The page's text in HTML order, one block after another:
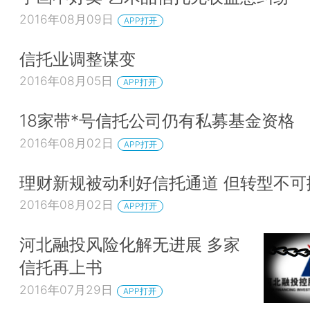
2016年08月09日 APP打开
信托业调整谋变
2016年08月05日 APP打开
18家带*号信托公司仍有私募基金资格
2016年08月02日 APP打开
理财新规被动利好信托通道 但转型不
2016年08月02日 APP打开
河北融投风险化解无进展 多家
信托再上书
2016年07月29日 APP打开